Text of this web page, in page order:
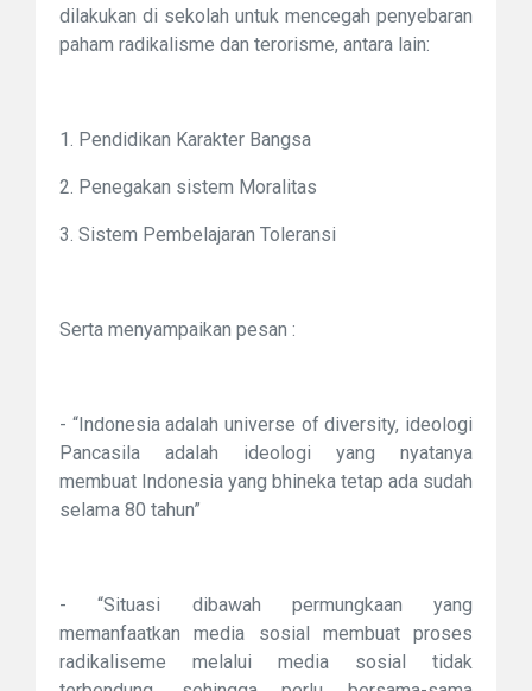
dilakukan di sekolah untuk mencegah penyebaran
paham radikalisme dan terorisme, antara lain:
1. Pendidikan Karakter Bangsa
2. Penegakan sistem Moralitas
3. Sistem Pembelajaran Toleransi
Serta menyampaikan pesan :
- “Indonesia adalah universe of diversity, ideologi
Pancasila adalah ideologi yang nyatanya
membuat Indonesia yang bhineka tetap ada sudah
selama 80 tahun”
- “Situasi dibawah permungkaan yang
memanfaatkan media sosial membuat proses
radikaliseme melalui media sosial tidak